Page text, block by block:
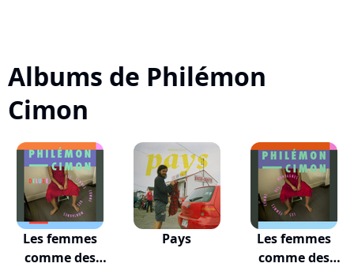
Albums de Philémon
Cimon
Les femmes
comme des
Pays
Les femmes
comme des